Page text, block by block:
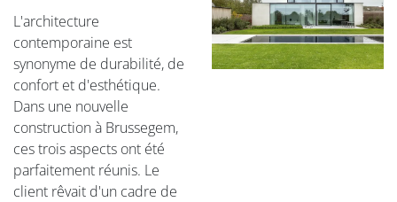
L'architecture
contemporaine est
synonyme de durabilité, de
confort et d'esthétique.
Dans une nouvelle
construction à Brussegem,
ces trois aspects ont été
parfaitement réunis. Le
client rêvait d'un cadre de